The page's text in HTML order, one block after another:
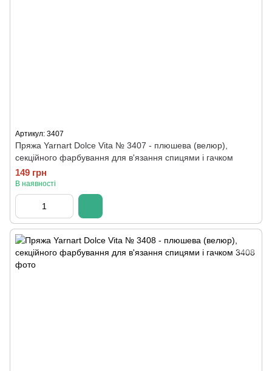
Артикул: 3407
Пряжа Yarnart Dolce Vita № 3407 - плюшева (велюр),
секційного фарбування для в'язання спицями і гачком
149 грн
В наявності